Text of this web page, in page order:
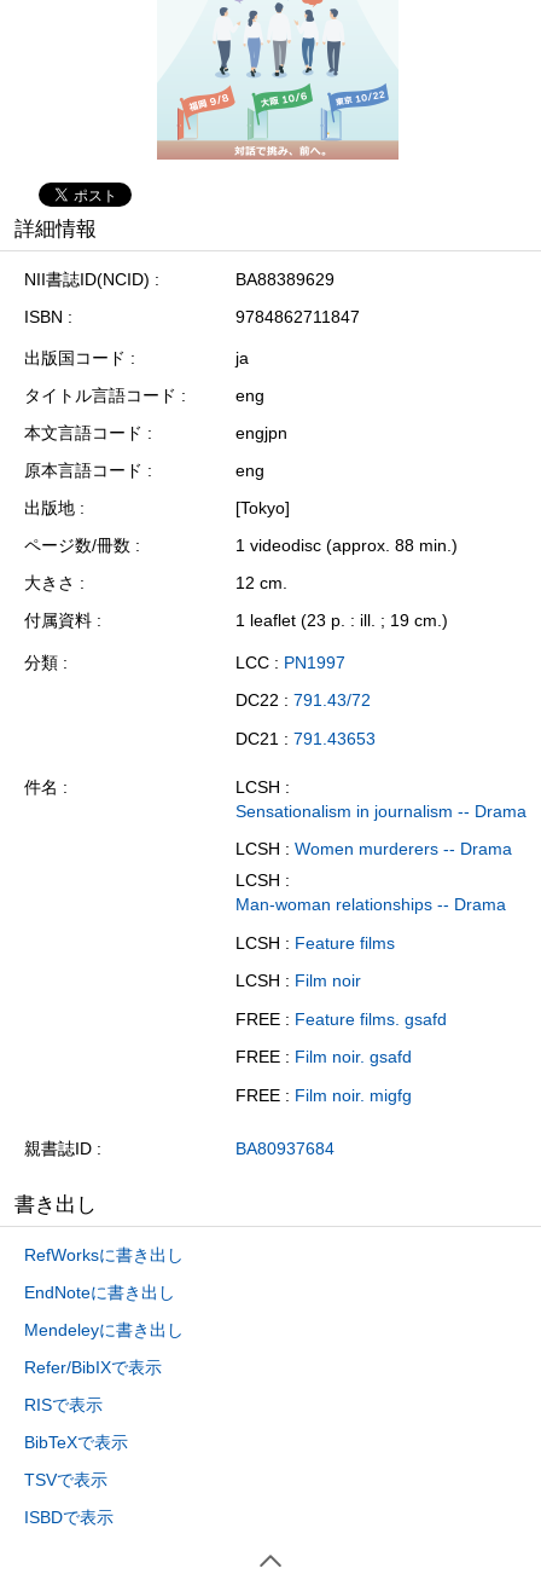
詳細情報
NII書誌ID(NCID)
BA88389629
ISBN
9784862711847
出版国コード
ja
タイトル言語コード
eng
本文言語コード
engjpn
原本言語コード
eng
出版地
[Tokyo]
ページ数/冊数
1 videodisc (approx. 88 min.)
大きさ
12 cm.
付属資料
1 leaflet (23 p. : ill. ; 19 cm.)
分類 LCC : PN1997
DC22 : 791.43/72
DC21 : 791.43653
件名
LCSH :
Sensationalism in journalism -- Drama
LCSH : Women murderers -- Drama
LCSH :
Man-woman relationships -- Drama
LCSH : Feature films
LCSH : Film noir
FREE : Feature films. gsafd
FREE : Film noir. gsafd
FREE : Film noir. migfg
親書誌ID BA80937684
書き出し
RefWorksに書き出し
EndNoteに書き出し
Mendeleyに書き出し
Refer/BibIXで表示
RISで表示
BibTeXで表示
TSVで表示
ISBDで表示